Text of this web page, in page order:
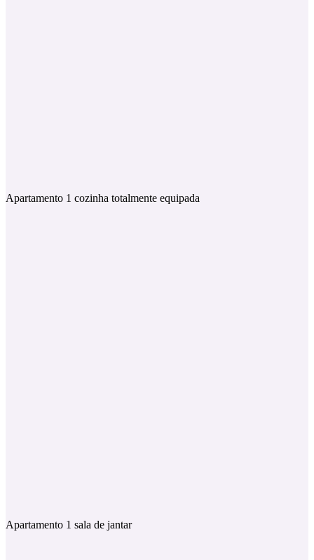
Apartamento 1 cozinha totalmente equipada
Apartamento 1 sala de jantar